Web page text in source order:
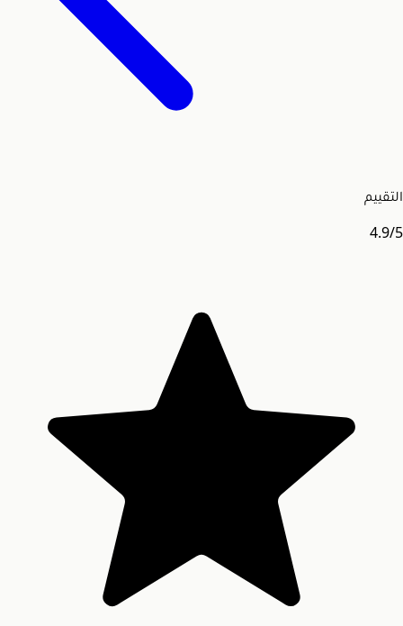
التقييم
4.9/5